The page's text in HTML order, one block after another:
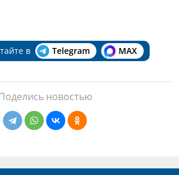
в Telegram MAX
новостью